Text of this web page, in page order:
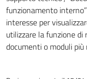
funzionamento
interesse per
utilizzare la funzione di
documenti o moduli